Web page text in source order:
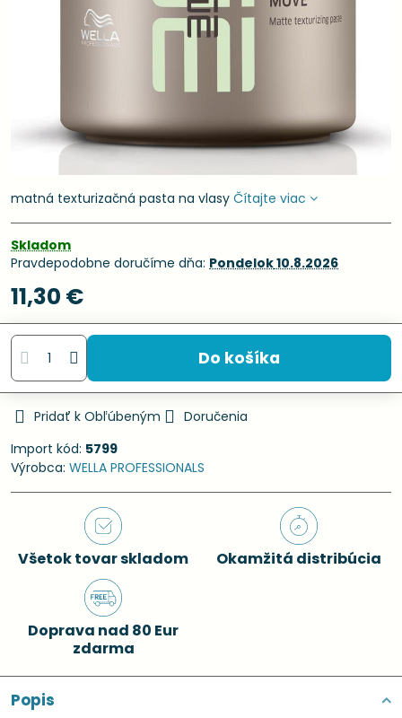
matná texturizačná pasta na vlasy Čítajte viac
Skladom
Pravdepodobne doručíme dňa: Pondelok10.8.2026
11,30 €
Do košíka
Pridať k Obľúbeným
Doručenia
Import kód: 5799
Výrobca: WELLA PROFESSIONALS
Všetok tovar skladom Okamžitá distribúcia
Doprava nad 80 Eur
zdarma
Popis